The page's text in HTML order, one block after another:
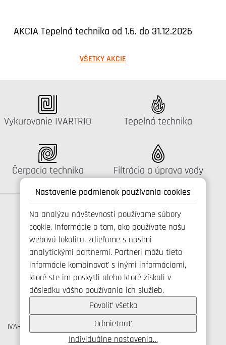
Nastavenie podmienok používania cookies
Na analýzu návštevnosti používame súbory
cookie. Informácie o tom, ako používate našu
webovú lokalitu, zdieľame s našimi
analytickými partnermi. Partneri môžu tieto
informácie kombinovať s inými informáciami,
ktoré ste im poskytli alebo ktoré získali v
dôsledku vášho používania ich služieb.
Povoliť všetko
Odmietnuť
Individuálne nastavenia…
AKCIA Tepelná technika od 1.6. do 31.12.2026
VŠETKY AKCIE
Katalógus:
Vykurovanie IVARTRIO Katalógus:
Tepelná technika
Katalógus:
Čerpacia technika Katalógus:
Filtrácia a úprava vody
Spojte se s námi
+421 346 214 431
info@ivarsk.sk
Ochrana osobných údajov
Cookies
IVAR CS spol. s r.o., Velvarská 9, Podhořany, 277 51 Nelahozeves
IČO: 45276935 DIČ: CZ45276935